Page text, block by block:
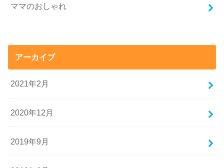
ママのおしゃれ
アーカイブ
2021年2月
2020年12月
2019年9月